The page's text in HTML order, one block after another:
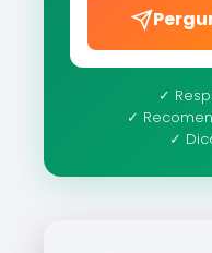
✓
✓
✓